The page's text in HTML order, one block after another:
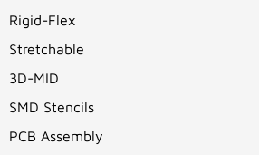
Rigid-Flex
Stretchable
3D-MID
SMD Stencils
PCB Assembly